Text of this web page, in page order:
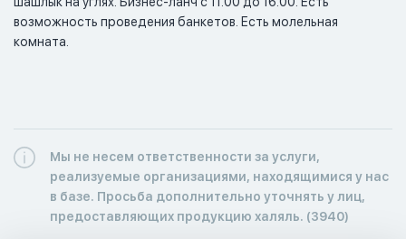
возможность проведения банкетов. Есть молельная
комната.
Мы не несем ответственности за услуги,
реализуемые организациями, находящимися у нас
в базе. Просьба дополнительно уточнять у лиц,
предоставляющих продукцию халяль. (3940)